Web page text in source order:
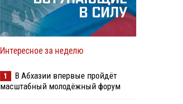
Интересное за неделю
1
В Абхазии впервые пройдёт
масштабный молодёжный форум